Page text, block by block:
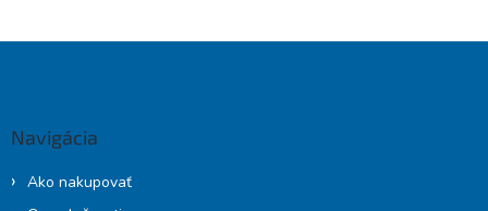
Navigácia
Ako nakupovať